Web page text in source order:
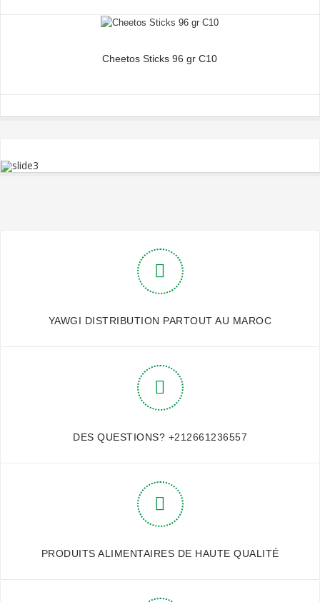
Cheetos Sticks 96 gr C10
YAWGI DISTRIBUTION PARTOUT AU MAROC
DES QUESTIONS? +212661236557
PRODUITS ALIMENTAIRES DE HAUTE QUALITÉ